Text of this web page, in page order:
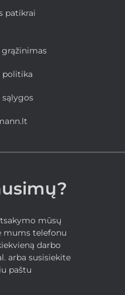
patikrai
politika
sąlygos
mūsų
mums telefonu
darbo
arba susisiekite
paštu